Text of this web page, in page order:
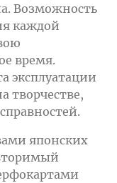
Возможность
каждой
время.
эксплуатации
творчестве,
японских